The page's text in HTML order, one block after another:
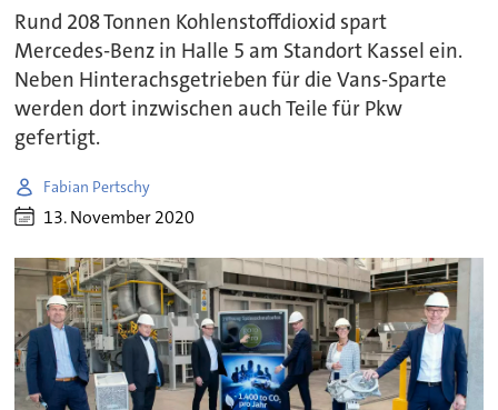
Rund 208 Tonnen Kohlenstoffdioxid spart
Mercedes-Benz in Halle 5 am Standort Kassel ein.
Neben Hinterachsgetrieben für die Vans-Sparte
werden dort inzwischen auch Teile für Pkw
gefertigt.
Fabian Pertschy
13. November 2020